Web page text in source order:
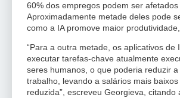
60% dos empregos podem ser afetados
Aproximadamente metade deles pode
como a IA promove maior produtividade,
“Para a outra metade, os aplicativos de
executar tarefas-chave atualmente
seres humanos, o que poderia reduzir
trabalho, levando a salários mais
reduzida”, escreveu Georgieva, citando